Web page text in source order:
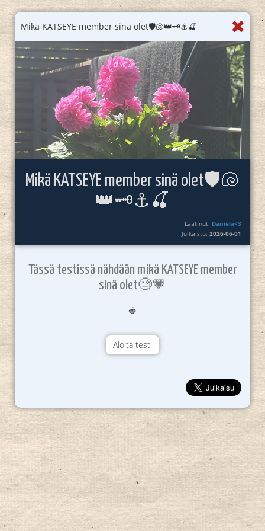
Mikä KATSEYE member sinä olet🛡️🐚👑🗝️⚓️🍒
Mikä KATSEYE member sinä olet🛡️🐚
👑🗝️⚓️🍒
Laatinut: Daniela<3
Julkaistu:2026-06-01
Tässä testissä nähdään mikä KATSEYE member
sinä olet🧐💗
🍓
Aloita testi